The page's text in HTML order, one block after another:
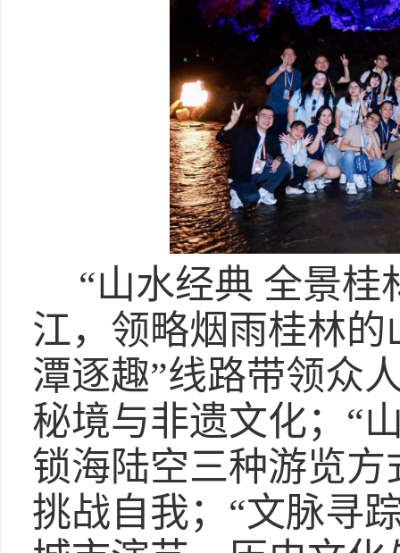
“山水经典 全景桂
江，领略烟雨桂林
潭逐趣”线路带领众
秘境与非遗文化；“
锁海陆空三种游览
挑战自我；“文脉寻